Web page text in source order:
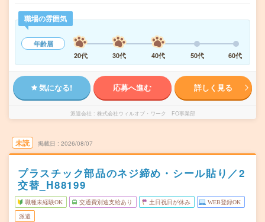
職場の雰囲気
年齢層
20代
30代 40代 50代 60代
気になる! 応募へ進む 詳しく見る
派遣会社 株式会社ウィルオブ・ワーク FO事業部
未読 掲載日 2026/08/07
プラスチック部品のネジ締め・シール貼り／2
交替_H88199
職種未経験OK 交通費別途支給あり 土日祝日が休み WEB登録OK
派遣